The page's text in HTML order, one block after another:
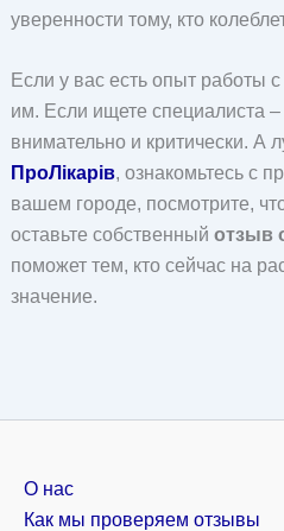
уверенности тому, кто
Если у вас есть опыт работы
им. Если ищете специалиста
внимательно и критически. А
ПроЛікарів, ознакомьтесь с
вашем городе, посмотрите,
оставьте собственный отзыв
поможет тем, кто сейчас на
значение.
О нас
Как мы проверяем отзывы